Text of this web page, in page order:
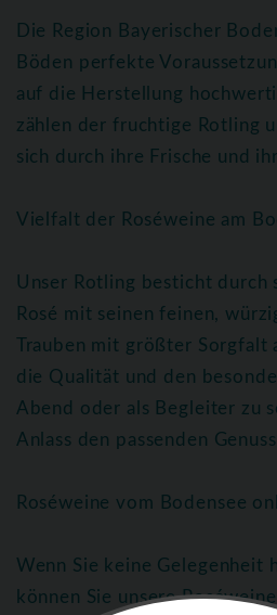
Die Region Bayerischer
Böden perfekte
auf die Herstellung
zählen der fruchtige Rotling
sich durch ihre Frische und
Vielfalt der Roséweine am
Unser Rotling besticht
Rosé mit seinen feinen,
Trauben mit größter
die Qualität und den
Abend oder als Begleiter zu
Anlass den passenden
Roséweine vom Bodensee
Wenn Sie keine Gelegenheit
können Sie unsere